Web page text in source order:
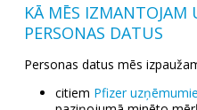
KĀ MĒS IZMANTOJAM
PERSONAS DATUS
Personas datus mēs
citiem Pfizer